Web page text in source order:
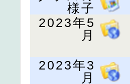
様子
2023年5
月
2023年3
月